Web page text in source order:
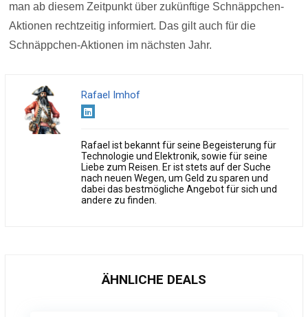
man ab diesem Zeitpunkt über zukünftige Schnäppchen-
Aktionen rechtzeitig informiert. Das gilt auch für die
Schnäppchen-Aktionen im nächsten Jahr.
Rafael Imhof
Rafael ist bekannt für seine Begeisterung für
Technologie und Elektronik, sowie für seine
Liebe zum Reisen. Er ist stets auf der Suche
nach neuen Wegen, um Geld zu sparen und
dabei das bestmögliche Angebot für sich und
andere zu finden.
ÄHNLICHE DEALS